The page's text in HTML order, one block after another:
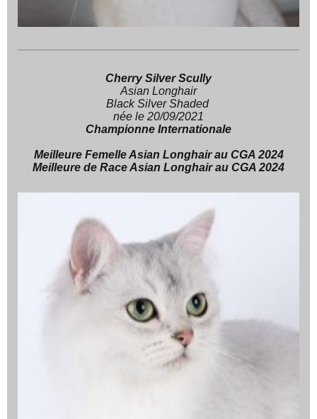
Cherry Silver Scully
Asian Longhair
Black Silver Shaded
née le 20/09/2021
Championne Internationale
Meilleure Femelle Asian Longhair au CGA 2024
Meilleure de Race Asian Longhair au CGA 2024